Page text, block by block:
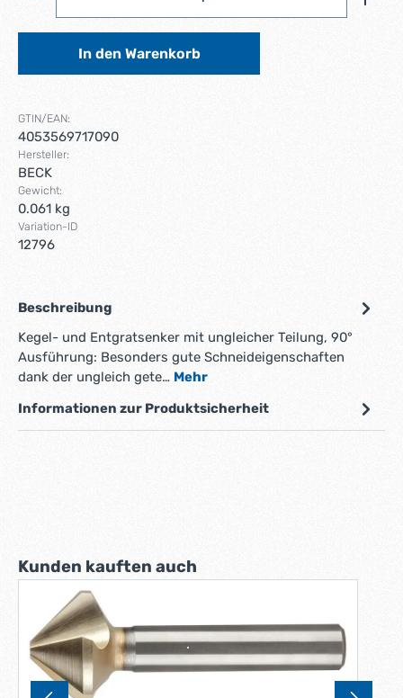
In den Warenkorb
GTIN/EAN:
4053569717090
Hersteller:
BECK
Gewicht:
0.061 kg
Variation-ID
12796
Beschreibung
Kegel- und Entgratsenker mit ungleicher Teilung, 90°
Ausführung: Besonders gute Schneideigenschaften
dank der ungleich gete… Mehr
Informationen zur Produktsicherheit
Produktgalerie überspringen
Kunden kauften auch